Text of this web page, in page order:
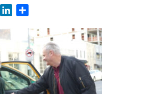
Email LinkedIn